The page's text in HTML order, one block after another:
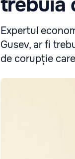
Expertul
Gusev, ar fi
de corupție